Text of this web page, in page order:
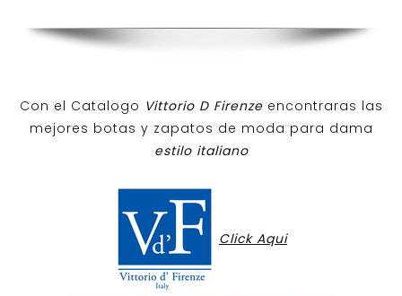
Con el Catalogo Vittorio D Firenzeencontraras las
mejores botas y zapatos de moda para dama
estilo italiano
Click Aqui